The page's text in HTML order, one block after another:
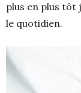
plus en plus tôt
le quotidien.